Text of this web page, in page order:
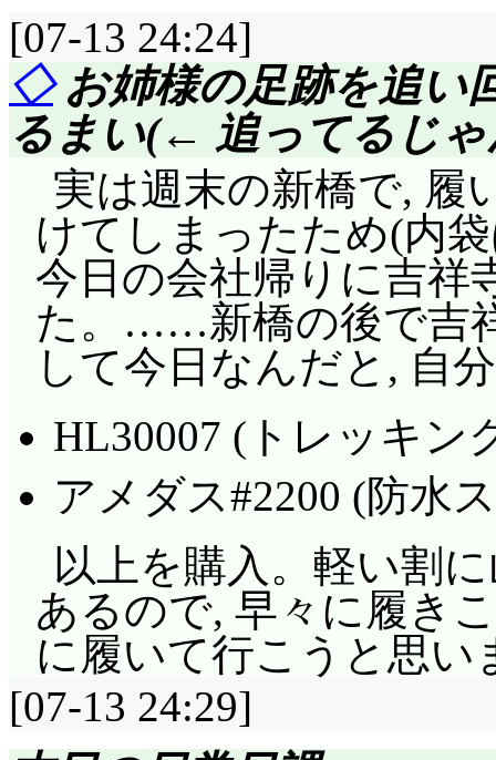
ーできるでしょうか?
やっちゃったよ! 外見
るようなものじゃな
「雑草をいくらか引
の言われる憶えはな
のよ。それとも七花,
と言うの?」まあ, 選
うけど……。自分で自
手を全く選んでいな
沈丁花まで, 打撃技混
用編, 打撃からすべて
私がその気だったら,
無く272回死んでいる
だ暦ほどじゃないで
違って, 完全に純粋に
を消そうとしてたか
よ」現代でもまだあ
かして伝統的ナント
和にケーキの一口交
ケーキの苺だけ食べ
て, 梓に相談しても
頂上だよ, ハートだよ,
かと言うと唯の方が
ほどの価値があるか
ない箇所を対象とす
あるでしょ?
澪から突っ込みを受
律ちゃんにお願いし
「お金なら無いわよ
込みを入れれば万事
(^^;;; 「ずっと前から
ど……」「憧れてる?
のこと, 叩いて欲し
[07-13 24:24]
◇お姉様の足跡を追い
るまい(← 追ってるじゃ
実は週末の新橋で, 履
けてしまったため(内
今日の会社帰りに吉祥
た。……新橋の後で吉
して今日なんだと, 自
HL30007 (トレッキン
アメダス#2200 (防水
以上を購入。軽い割
あるので, 早々に履き
に履いて行こうと思い
[07-13 24:29]